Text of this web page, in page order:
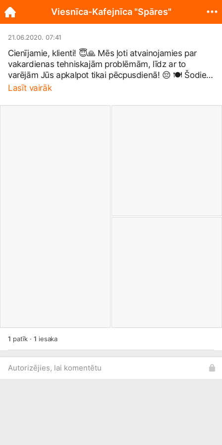
21.06.2020. 07:41
Cienījamie, klienti! 😇🙏 Mēs ļoti atvainojamies par
vakardienas tehniskajām problēmām, līdz ar to
varējām Jūs apkalpot tikai pēcpusdienā! 😔 🍽 Šodien,
21.06., strādājam bez aizķeršanās no 12:00 līdz
tikšanos!#hotelspares
Lasīt vairāk
1 patīk ·1 iesaka
Autorizējies, lai komentētu
Viesnīca-Kafejnīca "Spāres"